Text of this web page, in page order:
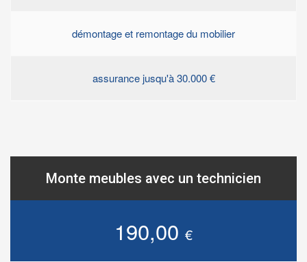
démontage et remontage du mobilier
assurance jusqu'à 30.000 €
Monte meubles avec un technicien
190,00 €